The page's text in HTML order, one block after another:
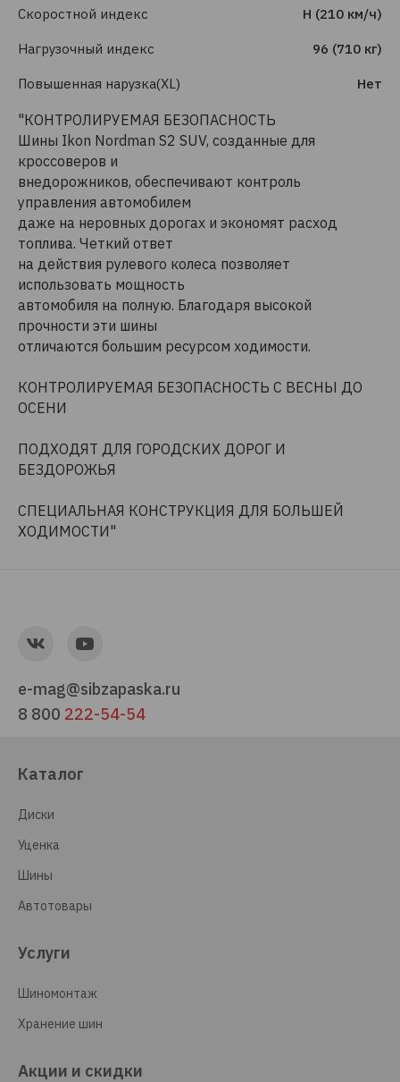
Скоростной индекс H (210 км/ч)
Нагрузочный индекс 96 (710 кг)
Повышенная нарузка(XL) Нет
"КОНТРОЛИРУЕМАЯ БЕЗОПАСНОСТЬ
Шины Ikon Nordman S2 SUV, созданные для
кроссоверов и
внедорожников, обеспечивают контроль
управления автомобилем
даже на неровных дорогах и экономят расход
топлива. Четкий ответ
на действия рулевого колеса позволяет
использовать мощность
автомобиля на полную. Благодаря высокой
прочности эти шины
отличаются большим ресурсом ходимости.
КОНТРОЛИРУЕМАЯ БЕЗОПАСНОСТЬ С ВЕСНЫ ДО
ОСЕНИ
ПОДХОДЯТ ДЛЯ ГОРОДСКИХ ДОРОГ И
БЕЗДОРОЖЬЯ
СПЕЦИАЛЬНАЯ КОНСТРУКЦИЯ ДЛЯ БОЛЬШЕЙ
ХОДИМОСТИ"
e-mag@sibzapaska.ru
8 800 222-54-54
Каталог
Диски
Уценка
Шины
Автотовары
Услуги
Шиномонтаж
Хранение шин
Акции и скидки